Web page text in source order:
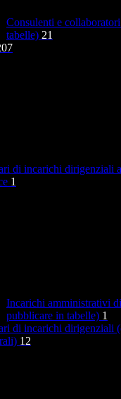
Consulenti e
tabelle) 21
di incarichi dirigenziali
1
Incarichi amministrativi
pubblicare in tabelle) 1
di incarichi dirigenziali
12